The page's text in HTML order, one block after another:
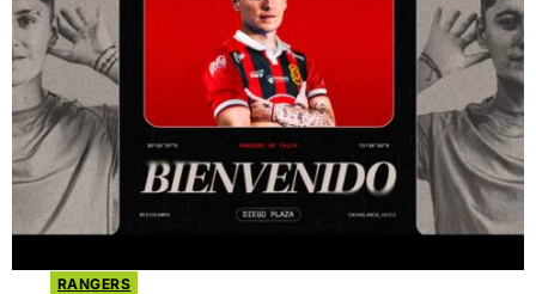
RANGERS